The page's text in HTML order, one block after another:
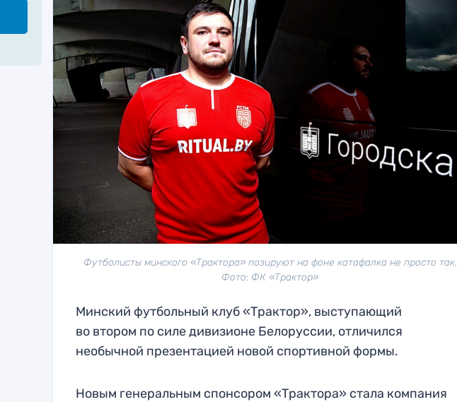
Футболисты минского «Трактора» позируют на фоне катафалка не просто так.
Фото: ФК «Трактор»
Минский футбольный клуб «Трактор», выступающий
во втором по силе дивизионе Белоруссии, отличился
необычной презентацией новой спортивной формы.
Новым генеральным спонсором «Трактора» стала компания